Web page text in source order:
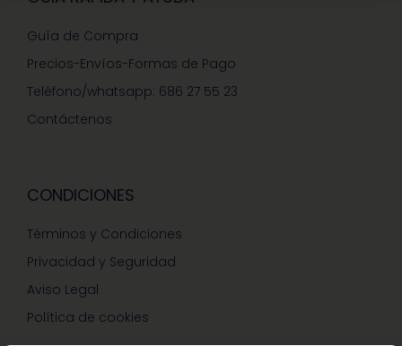
Guía de Compra
Precios-Envíos-Formas de Pago
Teléfono/whatsapp: 686 27 55 23
Contáctenos
CONDICIONES
Términos y Condiciones
Privacidad y Seguridad
Aviso Legal
Política de cookies